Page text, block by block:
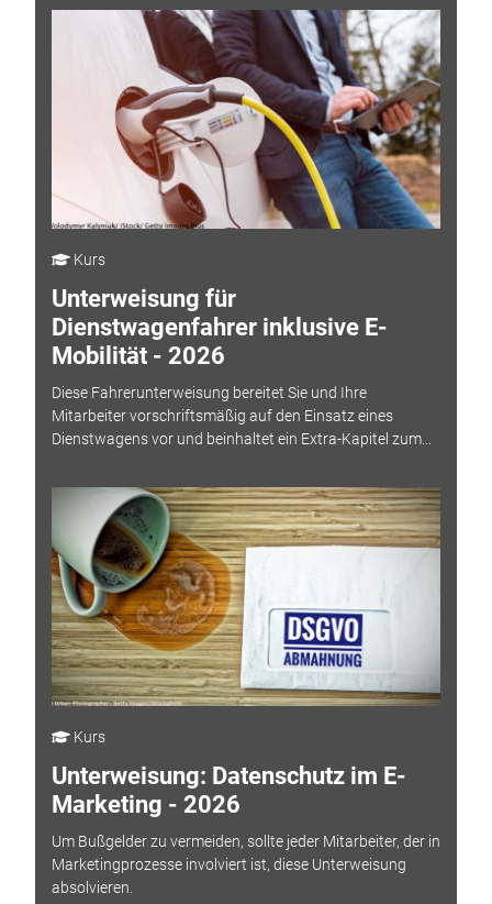
Kurs
Unterweisung für
Dienstwagenfahrer inklusive E-
Mobilität - 2026
Diese Fahrerunterweisung bereitet Sie und Ihre
Mitarbeiter vorschriftsmäßig auf den Einsatz eines
Dienstwagens vor und beinhaltet ein Extra-Kapitel zum...
Kurs
Unterweisung: Datenschutz im E-
Marketing - 2026
Um Bußgelder zu vermeiden, sollte jeder Mitarbeiter, der in
Marketingprozesse involviert ist, diese Unterweisung
absolvieren.